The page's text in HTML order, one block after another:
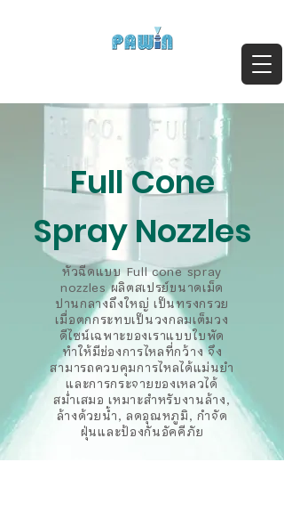
Full Cone
Spray Nozzles
หัวฉีดแบบ Full cone spray
nozzles ผลิตสเปรย์ขนาดเม็ด
ปานกลางถึงใหญ่ เป็นทรงกรวย
เมื่อตกกระทบเป็นวงกลมเต็มวง
ดีไซน์เฉพาะของเราแบบใบพัด
ทำให้มีช่องการไหลที่กว้าง จึง
สามารถควบคุมการไหลได้แม่นยำ
และการกระจายของเหลวได้
สม่ำเสมอ เหมาะสำหรับงานล้าง,
ล้างด้วยน้ำ, ลดอุณหภูมิ, กำจัด
ฝุ่นและป้องกันอัคคีภัย